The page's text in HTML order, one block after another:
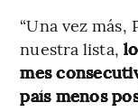
“Una vez
nuestra lista,
mes
país menos